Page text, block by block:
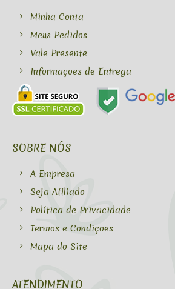
Minha Conta
Meus Pedidos
Vale Presente
Informações de Entrega
SOBRE NÓS
A Empresa
Seja Afiliado
Política de Privacidade
Termos e Condições
Mapa do Site
ATENDIMENTO